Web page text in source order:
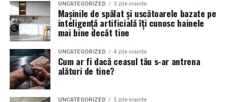
UNCATEGORIZED 3 zile inainte
Mașinile de spălat și uscătoarele bazate pe
inteligență artificială îți cunosc hainele
mai bine decât tine
UNCATEGORIZED 4 zile inainte
Cum ar fi dacă ceasul tău s-ar antrena
alături de tine?
UNCATEGORIZED 5 zile inainte